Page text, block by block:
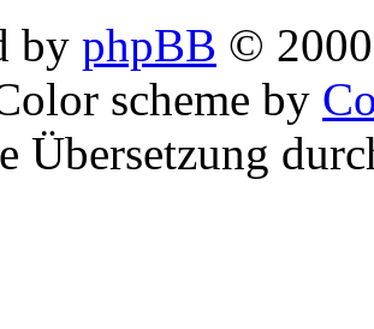
by phpBB ©
scheme by
Übersetzung